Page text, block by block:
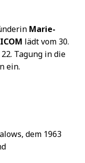
Marie-
lädt vom 30.
Tagung in die
ein.
dem 1963